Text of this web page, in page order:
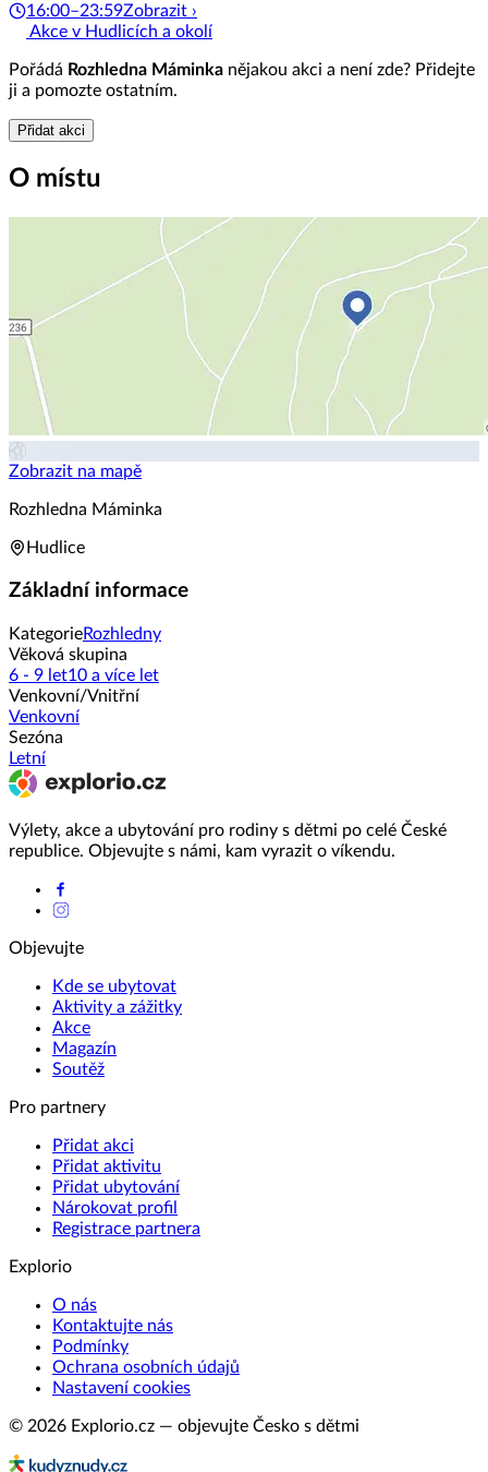
16:00–23:59Zobrazit ›
Akce v Hudlicích a okolí
Pořádá Rozhledna Máminka nějakou akci a není zde? Přidejte
ji a pomozte ostatním.
Přidat akci
O místu
Zobrazit na mapě
Rozhledna Máminka
Hudlice
Základní informace
KategorieRozhledny
Věková skupina
6 - 9 let10 a více let
Venkovní/Vnitřní
Venkovní
Sezóna
Letní
Výlety, akce a ubytování pro rodiny s dětmi po celé České
republice. Objevujte s námi, kam vyrazit o víkendu.
Objevujte
Kde se ubytovat
Aktivity a zážitky
Akce
Magazín
Soutěž
Pro partnery
Přidat akci
Přidat aktivitu
Přidat ubytování
Nárokovat profil
Registrace partnera
Explorio
O nás
Kontaktujte nás
Podmínky
Ochrana osobních údajů
Nastavení cookies
© 2026 Explorio.cz — objevujte Česko s dětmi